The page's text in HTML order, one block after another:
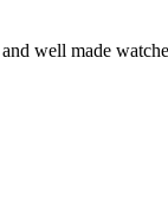
well made